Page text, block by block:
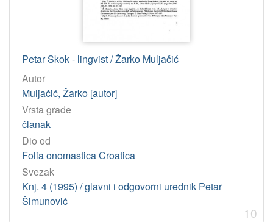
Petar Skok - lingvist / Žarko Muljačić
Autor
Muljačić, Žarko [autor]
Vrsta građe
članak
Dio od
Folia onomastica Croatica
Svezak
Knj. 4 (1995) / glavni i odgovorni urednik Petar
Šimunović
10